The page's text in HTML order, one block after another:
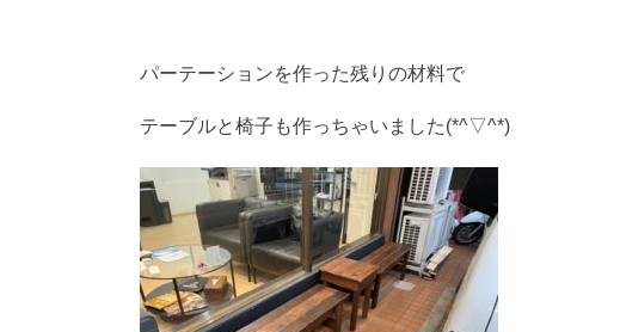
パーテーションを作った残りの材料で
テーブルと椅子も作っちゃいました(*^▽^*)